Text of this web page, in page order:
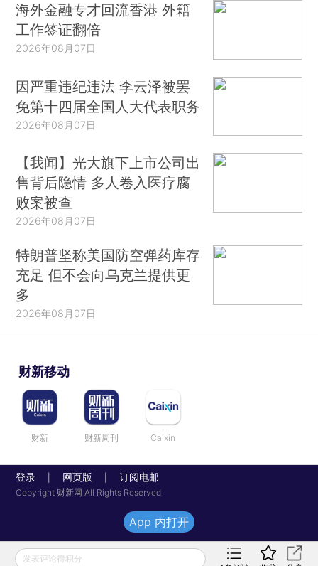
海外金融专才回流香港 外籍
工作签证翻倍
2026年08月07日
因严重违纪违法 李云泽被罢
免第十四届全国人大代表职务
2026年08月07日
【我闻】光大旗下上市公司出
售背后隐情 多人卷入医疗腐
败案被查
2026年08月07日
特朗普坚称美国防空弹药库存
充足 但不会向乌克兰提供更
多
2026年08月07日
财新移动
财新 财新周刊 Caixin
登录 网页版 订阅电邮
Copyright 财新网 All Rights Reserved
发表评论得积分
App 内打开